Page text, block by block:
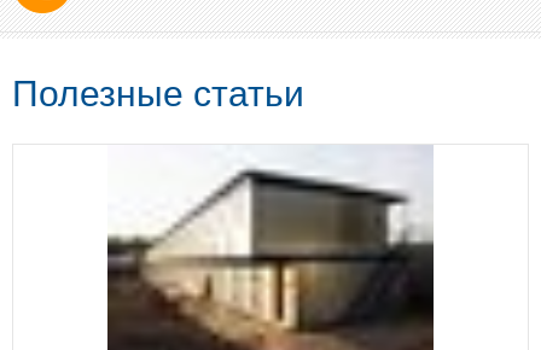
Полезные статьи